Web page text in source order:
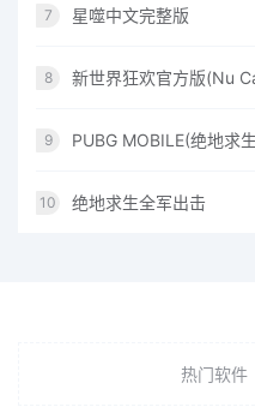
7 星噬中文完整版
8 新世界狂欢官方版(Nu
9 PUBG MOBILE(绝地求
10 绝地求生全军出击
热门软件